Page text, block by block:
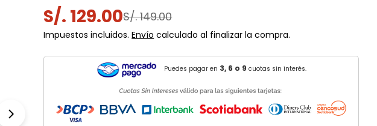
Abrir medios 1 en modal
Precio
de
venta
S/. 129.00
Precio
habitual
S/. 149.00
Impuestos incluidos.Envío calculado al finalizar la compra.
Puedes pagar en 3, 6 o 9 cuotas sin interés.